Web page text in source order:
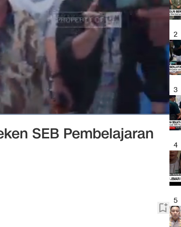
SEB Pembelajaran
2
3
4
5